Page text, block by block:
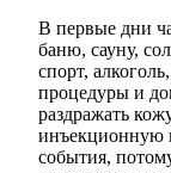
В первые дни
баню, сауну,
спорт,
процедуры и
раздражать
инъекционную
события,